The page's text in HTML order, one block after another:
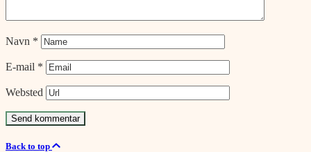
Navn *
E-mail *
Websted
Back to top